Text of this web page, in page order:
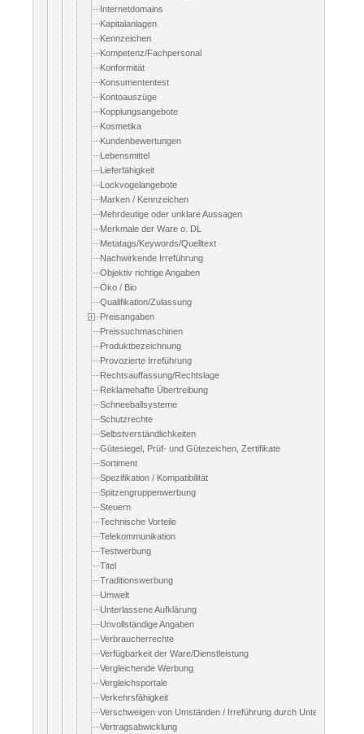
Internetdomains
Kapitalanlagen
Kennzeichen
Kompetenz/Fachpersonal
Konformität
Konsumententest
Kontoauszüge
Kopplungsangebote
Kosmetika
Kundenbewertungen
Lebensmittel
Lieferfähigkeit
Lockvogelangebote
Marken / Kennzeichen
Mehrdeutige oder unklare Aussagen
Merkmale der Ware o. DL
Metatags/Keywords/Quelltext
Nachwirkende Irreführung
Objektiv richtige Angaben
Öko / Bio
Qualifikation/Zulassung
Preisangaben
Preissuchmaschinen
Produktbezeichnung
Provozierte Irreführung
Rechtsauffassung/Rechtslage
Reklamehafte Übertreibung
Schneeballsysteme
Schutzrechte
Selbstverständlichkeiten
Gütesiegel, Prüf- und Gütezeichen, Zertifikate
Sortiment
Spezifikation / Kompatibilität
Spitzengruppenwerbung
Steuern
Technische Vorteile
Telekommunikation
Testwerbung
Titel
Traditionswerbung
Umwelt
Unterlassene Aufklärung
Unvollständige Angaben
Verbraucherrechte
Verfügbarkeit der Ware/Dienstleistung
Vergleichende Werbung
Vergleichsportale
Verkehrsfähigkeit
Verschweigen von Umständen / Irreführung durch Unterlassen
Vertragsabwicklung